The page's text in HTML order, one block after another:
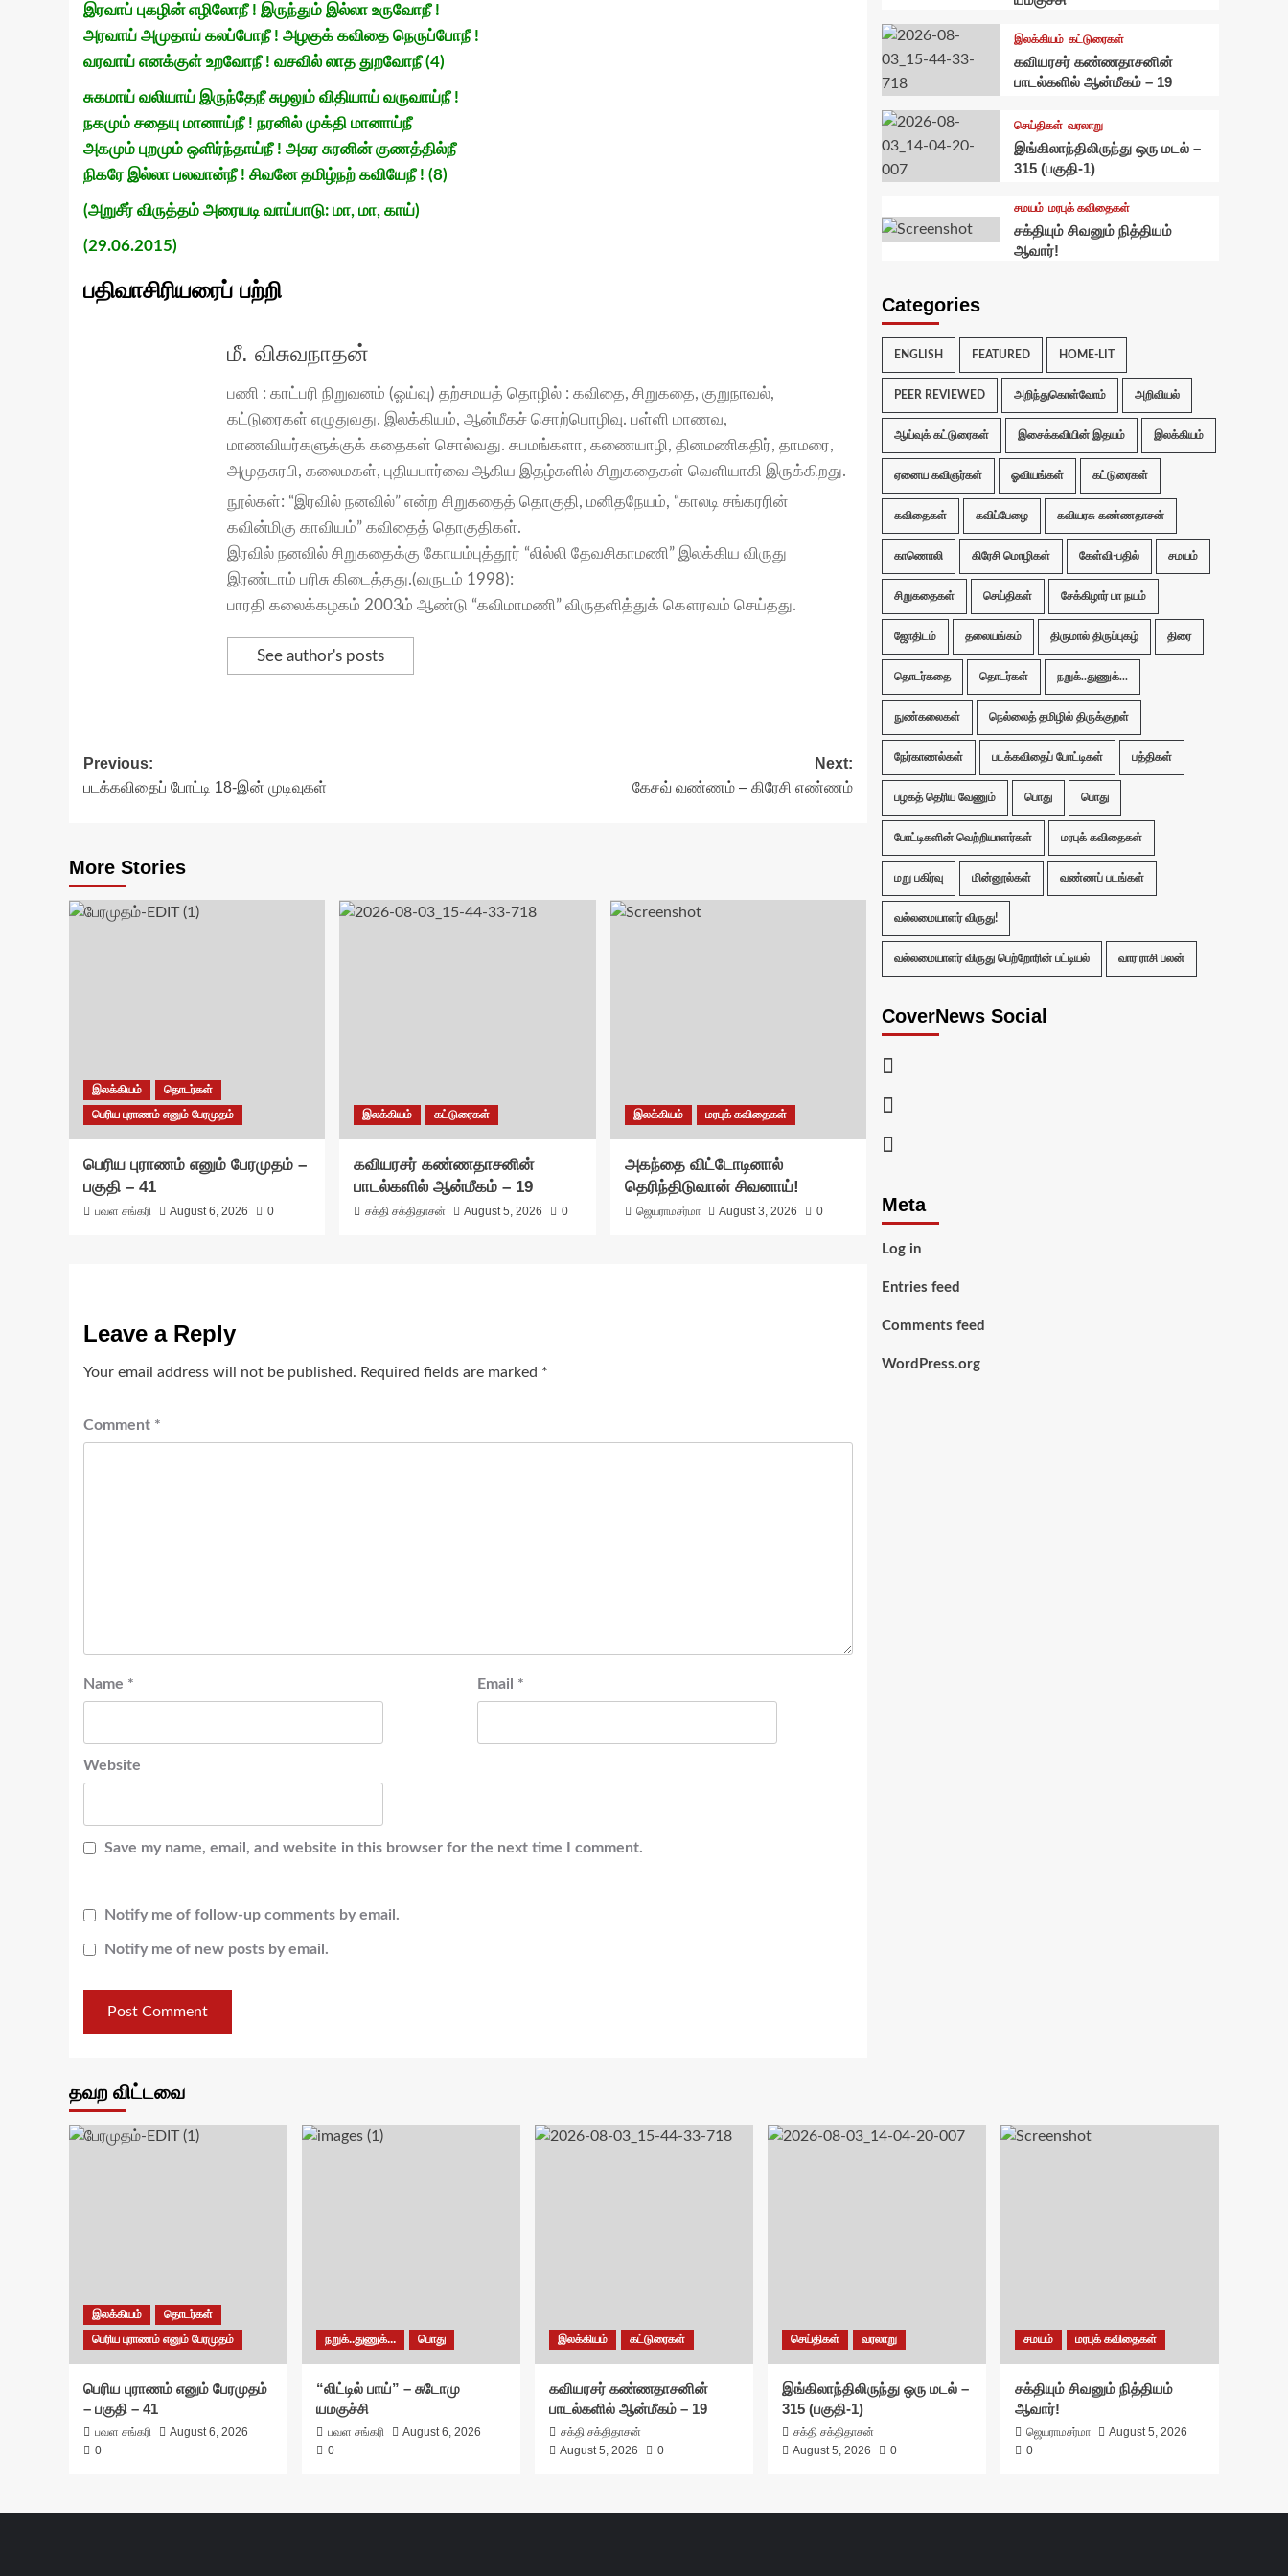
இரவாப் புகழின் எழிலோநீ ! இருந்தும் இல்லா உருவோநீ !
அரவாய் அமுதாய் கலப்போநீ ! அழகுக் கவிதை நெருப்போநீ !
வரவாய் எனக்குள் உறவோநீ ! வசவில் லாத துறவோநீ (4)
சுகமாய் வலியாய் இருந்தேநீ சுழலும் விதியாய் வருவாய்நீ !
நகமும் சதையு மானாய்நீ ! நரனில் முக்தி மானாய்நீ
அகமும் புறமும் ஒளிர்ந்தாய்நீ ! அசுர சுரனின் குணத்தில்நீ
நிகரே இல்லா பலவான்நீ ! சிவனே தமிழ்நற் கவியேநீ ! (8)
(அறுசீர் விருத்தம் அரையடி வாய்பாடு: மா, மா, காய்)
(29.06.2015)
பதிவாசிரியரைப் பற்றி
மீ. விசுவநாதன்
பணி : காட்பரி நிறுவனம் (ஓய்வு) தற்சமயத் தொழில் : கவிதை, சிறுகதை, குறுநாவல்,
கட்டுரைகள் எழுதுவது. இலக்கியம், ஆன்மீகச் சொற்பொழிவு. பள்ளி மாணவ,
மாணவியர்களுக்குக் கதைகள் சொல்வது. சுபமங்களா, கணையாழி, தினமணிகதிர், தாமரை,
அமுதசுரபி, கலைமகள், புதியபார்வை ஆகிய இதழ்களில் சிறுகதைகள் வெளியாகி இருக்கிறது.
நூல்கள்: “இரவில் நனவில்” என்ற சிறுகதைத் தொகுதி, மனிதநேயம், “காலடி சங்கரரின்
கவின்மிகு காவியம்” கவிதைத் தொகுதிகள்.
இரவில் நனவில் சிறுகதைக்கு கோயம்புத்தூர் “லில்லி தேவசிகாமணி” இலக்கிய விருது
இரண்டாம் பரிசு கிடைத்தது.(வருடம் 1998):
பாரதி கலைக்கழகம் 2003ம் ஆண்டு “கவிமாமணி” விருதளித்துக் கௌரவம் செய்தது.
See author's posts
Post
navigation
Previous:
படக்கவிதைப் போட்டி 18-இன் முடிவுகள்
Next:
கேசவ் வண்ணம் – கிரேசி எண்ணம்
More Stories
இலக்கியம்
தொடர்கள்
பெரிய புராணம் எனும் பேரமுதம்
பெரிய புராணம் எனும் பேரமுதம் –
பகுதி – 41
பவள சங்கரி August 6, 2026 0
இலக்கியம் கட்டுரைகள்
கவியரசர் கண்ணதாசனின்
பாடல்களில் ஆன்மீகம் – 19
சக்தி சக்திதாசன் August 5, 2026 0
இலக்கியம் மரபுக் கவிதைகள்
அகந்தை விட்டோடினால்
தெரிந்திடுவான் சிவனாய்!
ஜெயராமசர்மா August 3, 2026 0
Leave a Reply
Your email address will not be published. Required fields are marked *
Comment *
Name * Email *
Website
Save my name, email, and website in this browser for the next time I comment.
Notify me of follow-up comments by email.
Notify me of new posts by email.
இலக்கியம் கட்டுரைகள்
கவியரசர் கண்ணதாசனின்
பாடல்களில் ஆன்மீகம் – 19
செய்திகள் வரலாறு
இங்கிலாந்திலிருந்து ஒரு மடல் –
315 (பகுதி-1)
சமயம் மரபுக் கவிதைகள்
சக்தியும் சிவனும் நித்தியம்
ஆவார்!
Categories
ENGLISH FEATURED HOME-LIT
PEER REVIEWED அறிந்துகொள்வோம் அறிவியல்
ஆய்வுக் கட்டுரைகள் இசைக்கவியின் இதயம் இலக்கியம்
ஏனைய கவிஞர்கள் ஓவியங்கள் கட்டுரைகள்
கவிதைகள் கவிப்பேழை கவியரசு கண்ணதாசன்
காணொலி கிரேசி மொழிகள் கேள்வி-பதில் சமயம்
சிறுகதைகள் செய்திகள் சேக்கிழார் பா நயம்
ஜோதிடம் தலையங்கம் திருமால் திருப்புகழ் திரை
தொடர்கதை தொடர்கள் நறுக்..துணுக்...
நுண்கலைகள் நெல்லைத் தமிழில் திருக்குறள்
நேர்காணல்கள் படக்கவிதைப் போட்டிகள் பத்திகள்
பழகத் தெரிய வேணும் பொது பொது
போட்டிகளின் வெற்றியாளர்கள் மரபுக் கவிதைகள்
மறு பகிர்வு மின்னூல்கள் வண்ணப் படங்கள்
வல்லமையாளர் விருது!
வல்லமையாளர் விருது பெற்றோரின் பட்டியல் வார ராசி பலன்
CoverNews Social
Meta
Log in
Entries feed
Comments feed
WordPress.org
தவற விட்டவை
இலக்கியம்
தொடர்கள்
பெரிய புராணம் எனும் பேரமுதம்
பெரிய புராணம் எனும் பேரமுதம்
– பகுதி – 41
பவள சங்கரி
August 6, 2026
0
நறுக்..துணுக்... பொது
“லிட்டில் பாய்” – சுடோமு
யமகுச்சி
பவள சங்கரி
August 6, 2026
0
இலக்கியம் கட்டுரைகள்
கவியரசர் கண்ணதாசனின்
பாடல்களில் ஆன்மீகம் – 19
சக்தி சக்திதாசன்
August 5, 2026
0
செய்திகள் வரலாறு
இங்கிலாந்திலிருந்து ஒரு மடல் –
315 (பகுதி-1)
சக்தி சக்திதாசன்
August 5, 2026
0
சமயம் மரபுக் கவிதைகள்
சக்தியும் சிவனும் நித்தியம்
ஆவார்!
ஜெயராமசர்மா
August 5, 2026
0